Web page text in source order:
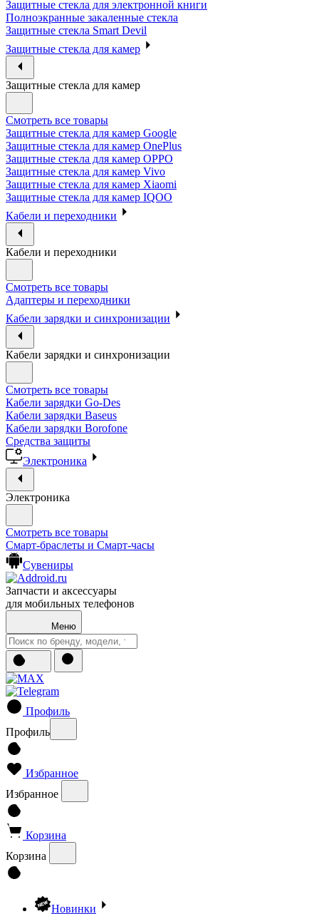
Защитные стекла для электронной книги
Полноэкранные закаленные стекла
Защитные стекла Smart Devil
Защитные стекла для камер
Защитные стекла для камер
Смотреть все товары
Защитные стекла для камер Google
Защитные стекла для камер OnePlus
Защитные стекла для камер OPPO
Защитные стекла для камер Vivo
Защитные стекла для камер Xiaomi
Защитные стекла для камер IQOO
Кабели и переходники
Кабели и переходники
Смотреть все товары
Адаптеры и переходники
Кабели зарядки и синхронизации
Кабели зарядки и синхронизации
Смотреть все товары
Кабели зарядки Go-Des
Кабели зарядки Baseus
Кабели зарядки Borofone
Средства защиты
Электроника
Электроника
Смотреть все товары
Смарт-браслеты и Смарт-часы
Сувениры
Запчасти и аксессуары
для мобильных телефонов
Меню
Профиль
Профиль
Избранное
Избранное
Корзина
Корзина
Новинки